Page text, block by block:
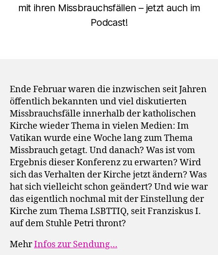
mit ihren Missbrauchsfällen – jetzt auch im
Podcast!
Ende Februar waren die inzwischen seit Jahren
öffentlich bekannten und viel diskutierten
Missbrauchsfälle innerhalb der katholischen
Kirche wieder Thema in vielen Medien: Im
Vatikan wurde eine Woche lang zum Thema
Missbrauch getagt. Und danach? Was ist vom
Ergebnis dieser Konferenz zu erwarten? Wird
sich das Verhalten der Kirche jetzt ändern? Was
hat sich vielleicht schon geändert? Und wie war
das eigentlich nochmal mit der Einstellung der
Kirche zum Thema LSBTTIQ, seit Franziskus I.
auf dem Stuhle Petri thront?
MehrInfos zur Sendung…